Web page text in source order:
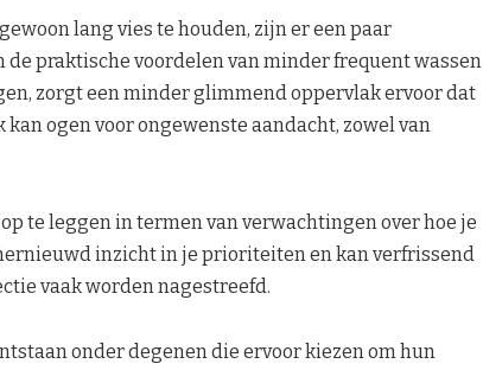
lang vies te houden, zijn er een paar
praktische voordelen van minder frequent wassen
zorgt een minder glimmend oppervlak ervoor dat
ogen voor ongewenste aandacht, zowel van
te leggen in termen van verwachtingen over hoe je
inzicht in je prioriteiten en kan verfrissend
vaak worden nagestreefd.
onder degenen die ervoor kiezen om hun